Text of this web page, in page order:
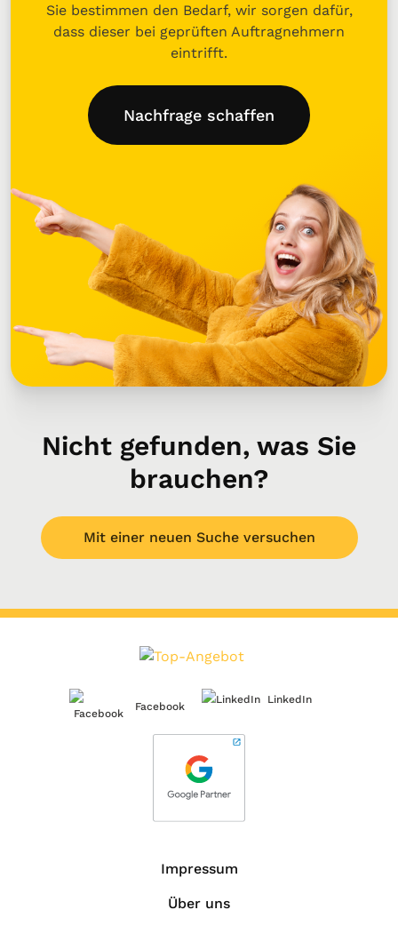
Sie bestimmen den Bedarf, wir sorgen dafür,
dass dieser bei geprüften Auftragnehmern
eintrifft.
Nachfrage schaffen
Nicht gefunden, was Sie
brauchen?
Mit einer neuen Suche versuchen
Facebook
LinkedIn
Impressum
Über uns